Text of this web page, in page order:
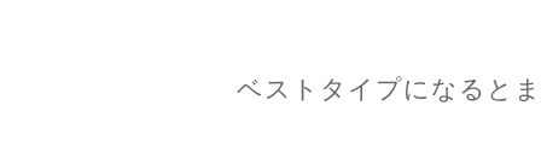
ベストタイプになると